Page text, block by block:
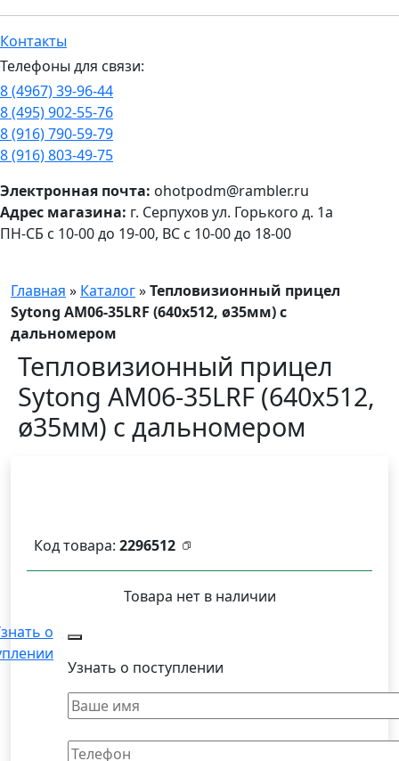
Контакты
Телефоны для связи:
8 (4967) 39-96-44
8 (495) 902-55-76
8 (916) 790-59-79
8 (916) 803-49-75
ПН-СБ с 10-00 до 19-00, ВС с 10-00 до 18-00
Электронная почта: ohotpodm@rambler.ru
Адрес магазина: г. Серпухов ул. Горького д. 1а
Главная » Каталог»Тепловизионный прицел
Sytong AM06-35LRF (640х512, ø35мм) с
дальномером
Тепловизионный прицел
Sytong AM06-35LRF (640х512,
ø35мм) с дальномером
Код товара: 2296512
Товара нет в наличии
о
Узнать о поступлении